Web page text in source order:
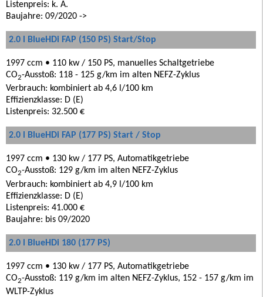
Listenpreis: k. A.
Baujahre: 09/2020 ->
2.0 l BlueHDi FAP (150 PS) Start/Stop
1997 ccm • 110 kw / 150 PS, manuelles Schaltgetriebe
CO2-Ausstoß: 118 - 125 g/km im alten NEFZ-Zyklus
Verbrauch: kombiniert ab 4,6 l/100 km
Effizienzklasse: D (E)
Listenpreis: 32.500 €
2.0 l BlueHDi FAP (177 PS) Start / Stop
1997 ccm • 130 kw / 177 PS, Automatikgetriebe
CO2-Ausstoß: 129 g/km im alten NEFZ-Zyklus
Verbrauch: kombiniert ab 4,9 l/100 km
Effizienzklasse: D (E)
Listenpreis: 41.000 €
Baujahre: bis 09/2020
2.0 l BlueHDi 180 (177 PS)
1997 ccm • 130 kw / 177 PS, Automatikgetriebe
CO2-Ausstoß: 119 g/km im alten NEFZ-Zyklus, 152 - 157 g/km im
WLTP-Zyklus